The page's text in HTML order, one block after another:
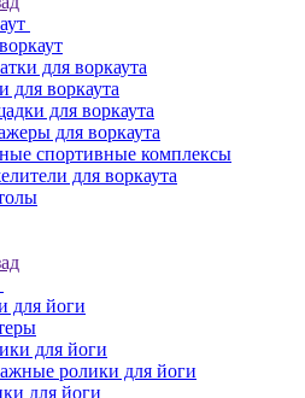
для воркаута
для воркаута
для воркаута
для воркаута
спортивные комплексы
для воркаута
для йоги
для йоги
ролики для йоги
для йоги